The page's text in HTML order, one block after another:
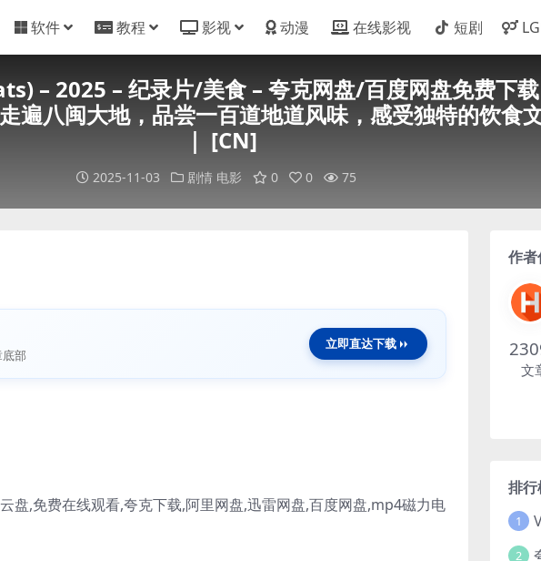
软件 教程 影视 动漫 在线影视 短剧
– 2025 – 纪录片/美食 – 夸克网盘/百度网盘免费下
遍八闽大地，品尝一百道地道风味，感受独特的饮食
｜ [CN]
2025-11-03 剧情 电影 0 0 75
底部
立即直达下载
盘,免费在线观看,夸克下载,阿里网盘,迅雷网盘,百度网盘,mp4磁力电
作
文
排
1
2